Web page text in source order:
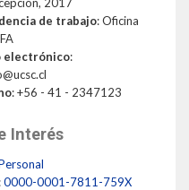
de trabajo:Oficina
electrónico:
:+56 - 41 - 2347123
Interés
0000-0001-7811-759X